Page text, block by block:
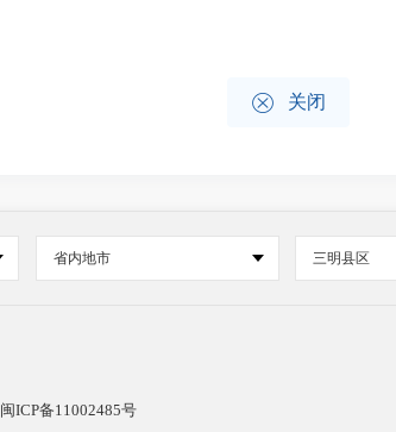
 关闭
省内地市 三明县区
闽ICP备11002485号